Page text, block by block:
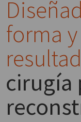
forma
cirugía